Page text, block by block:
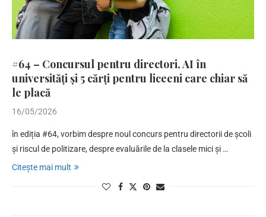
#64 – Concursul pentru directori, AI în
universități și 5 cărți pentru liceeni care chiar să
le placă
16/05/2026
în ediția #64, vorbim despre noul concurs pentru directorii de școli
și riscul de politizare, despre evaluările de la clasele mici și …
Citește mai mult